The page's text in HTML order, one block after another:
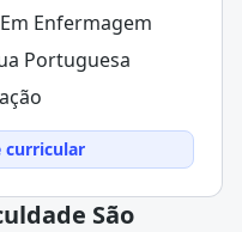
Enfermagem
Portuguesa
curricular
São